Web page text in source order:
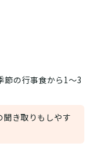
節の行事食から1〜3
き取りもしやす